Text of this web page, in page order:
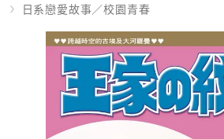
日系戀愛故事／校園青春